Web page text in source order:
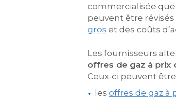
commercialisée que
peuvent être révisés
gros et des coûts
Les fournisseurs
offres de gaz à prix
Ceux-ci peuvent
les offres de gaz à